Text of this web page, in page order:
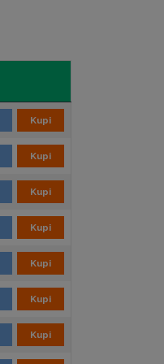
Kupi
Kupi
Kupi
Kupi
Kupi
Kupi
Kupi